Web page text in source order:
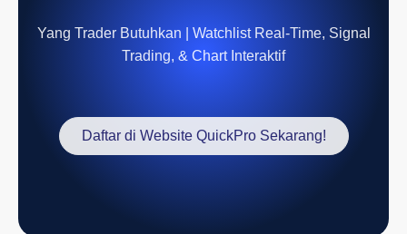
Yang Trader Butuhkan | Watchlist Real-Time, Signal
Trading, & Chart Interaktif
Daftar di Website QuickPro Sekarang!